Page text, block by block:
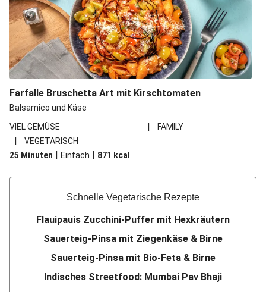
Farfalle Bruschetta Art mit Kirschtomaten
Balsamico und Käse
VIEL GEMÜSE
| FAMILY
|
VEGETARISCH
25 Minuten | Einfach | 871 kcal
Schnelle Vegetarische Rezepte
Flauipauis Zucchini-Puffer mit Hexkräutern
Sauerteig-Pinsa mit Ziegenkäse & Birne
Sauerteig-Pinsa mit Bio-Feta & Birne
Indisches Streetfood: Mumbai Pav Bhaji